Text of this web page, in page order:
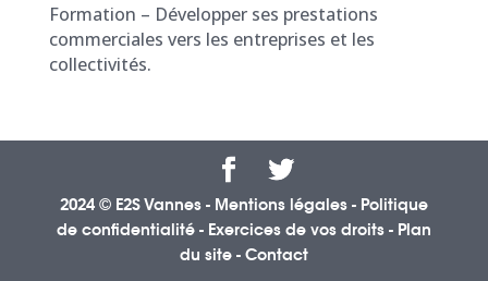
Formation – Développer ses prestations
commerciales vers les entreprises et les
collectivités.
2024 © E2S Vannes - Mentions légales- Politique
de confidentialité- Exercices de vos droits- Plan
du site- Contact